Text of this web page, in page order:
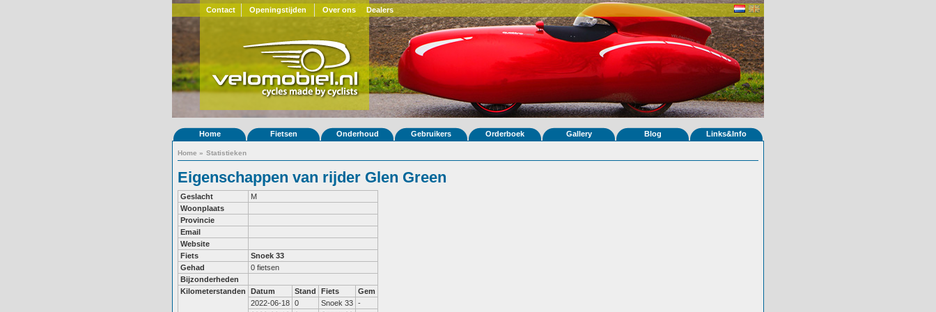
Contact Openingstijden Over ons Dealers
Home Fietsen Onderhoud Gebruikers Orderboek Gallery Blog Links&Info
Home » Statistieken
Eigenschappen van rijder Glen Green
Geslacht
M
Woonplaats
Provincie
Email
Website
Fiets
Snoek 33
Gehad
0 fietsen
Bijzonderheden
Kilometerstanden
Datum Stand Fiets
Gem
2022-06-18 0 Snoek 33 -